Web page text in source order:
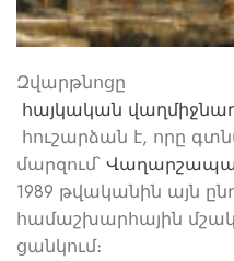
Զվարթնոցը
հայկական
հուշարձան է, որը
մարզում՝
1989 թվականին այն
համաշխարհային
ցանկում։